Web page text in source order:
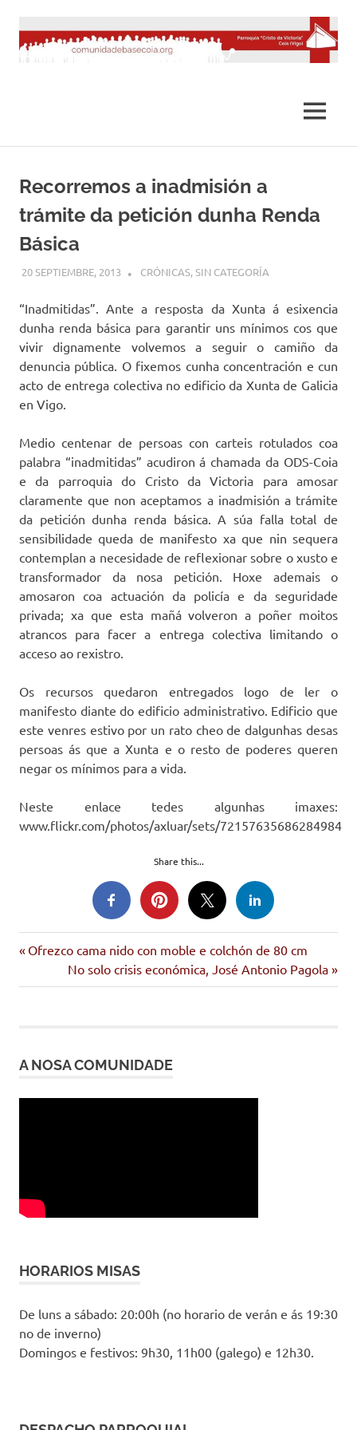
contenido
MENÚ
Recorremos a inadmisión a
trámite da petición dunha Renda
Básica
20 SEPTIEMBRE, 2013 DESARROLLO
CRÓNICAS,SIN CATEGORÍA
“Inadmitidas”. Ante a resposta da Xunta á esixencia
dunha renda básica para garantir uns mínimos cos que
vivir dignamente volvemos a seguir o camiño da
denuncia pública. O fixemos cunha concentración e cun
acto de entrega colectiva no edificio da Xunta de Galicia
en Vigo.
Medio centenar de persoas con carteis rotulados coa
palabra “inadmitidas” acudiron á chamada da ODS-Coia
e da parroquia do Cristo da Victoria para amosar
claramente que non aceptamos a inadmisión a trámite
da petición dunha renda básica. A súa falla total de
sensibilidade queda de manifesto xa que nin sequera
contemplan a necesidade de reflexionar sobre o xusto e
transformador da nosa petición. Hoxe ademais o
amosaron coa actuación da policía e da seguridade
privada; xa que esta mañá volveron a poñer moitos
atrancos para facer a entrega colectiva limitando o
acceso ao rexistro.
Os recursos quedaron entregados logo de ler o
manifesto diante do edificio administrativo. Edificio que
este venres estivo por un rato cheo de dalgunhas desas
persoas ás que a Xunta e o resto de poderes queren
negar os mínimos para a vida.
Neste enlace tedes algunhas imaxes:
www.flickr.com/photos/axluar/sets/72157635686284984
Share this...
sociais
Galicia
Navegación
de
Entrada
anterior:
Ofrezco cama nido con moble e colchón de 80 cm
Siguiente
entrada:
No solo crisis económica, José Antonio Pagola
A NOSA COMUNIDADE
HORARIOS MISAS
De luns a sábado: 20:00h (no horario de verán e ás 19:30
no de inverno)
Domingos e festivos: 9h30, 11h00 (galego) e 12h30.